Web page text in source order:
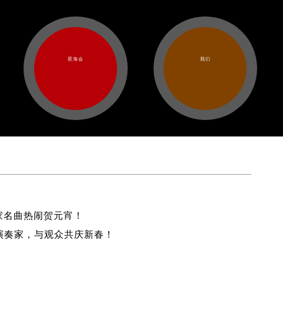
星海会 我们
曲热闹贺元宵！
家，与观众共庆新春！